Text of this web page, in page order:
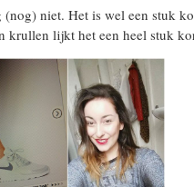
niet. Het is wel een stuk
krullen lijkt het een heel stuk